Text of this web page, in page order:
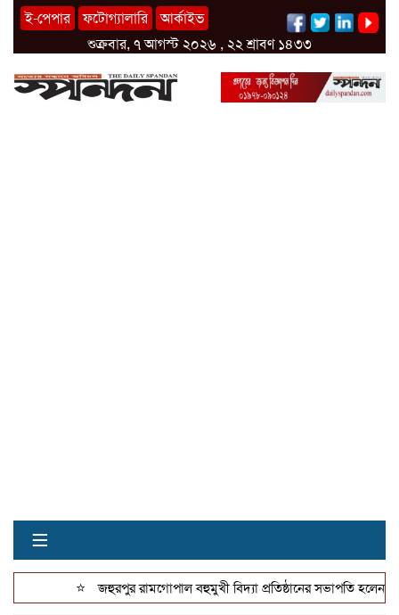
ই-পেপার ফটোগ্যালারি
আর্কাইভ
শুক্রবার, ৭ আগস্ট ২০২৬ , ২২ শ্রাবণ ১৪৩৩
≡
জহুরপুর রামগোপাল বহুমুখী বিদ্যা প্রতিষ্ঠানের সভাপতি হলেন